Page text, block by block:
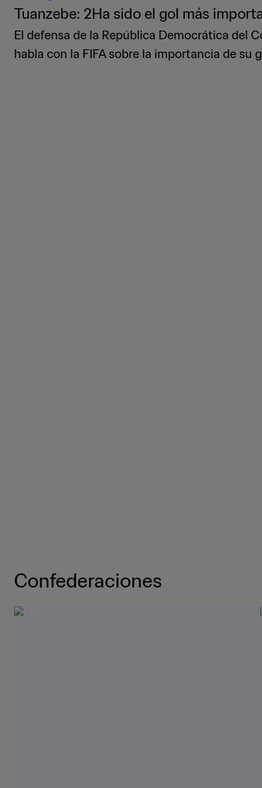
Tuanzebe: 2Ha sido el gol más
El defensa de la República Democrática del
habla con la FIFA sobre la importancia de su
Confederaciones